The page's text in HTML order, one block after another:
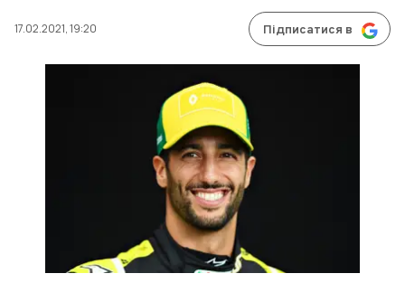
17.02.2021, 19:20 Підписатися в